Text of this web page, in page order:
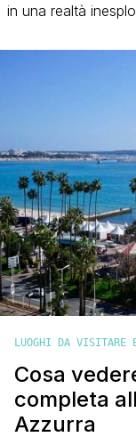
in una realtà
LUOGHI DA VISITARE
Cosa
completa
Azzurra